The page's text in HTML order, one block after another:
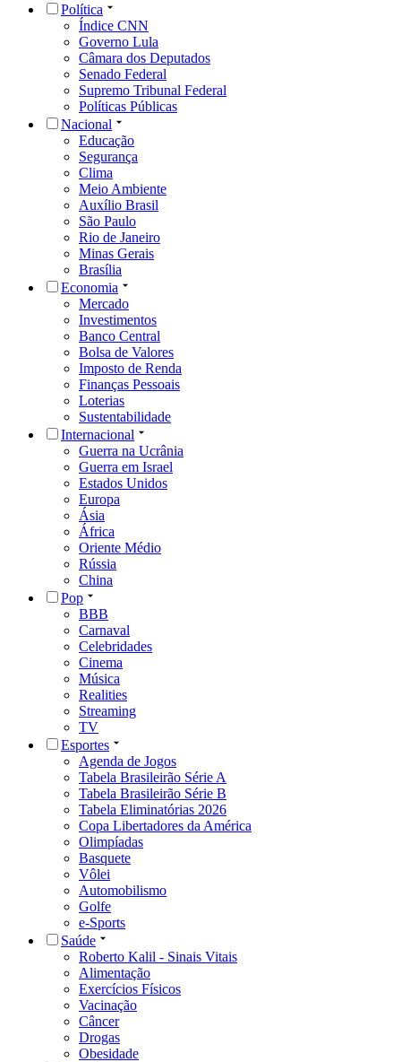
Política
Índice CNN
Governo Lula
Câmara dos Deputados
Senado Federal
Supremo Tribunal Federal
Políticas Públicas
Nacional
Educação
Segurança
Clima
Meio Ambiente
Auxílio Brasil
São Paulo
Rio de Janeiro
Minas Gerais
Brasília
Economia
Mercado
Investimentos
Banco Central
Bolsa de Valores
Imposto de Renda
Finanças Pessoais
Loterias
Sustentabilidade
Internacional
Guerra na Ucrânia
Guerra em Israel
Estados Unidos
Europa
Ásia
África
Oriente Médio
Rússia
China
Pop
BBB
Carnaval
Celebridades
Cinema
Música
Realities
Streaming
TV
Esportes
Agenda de Jogos
Tabela Brasileirão Série A
Tabela Brasileirão Série B
Tabela Eliminatórias 2026
Copa Libertadores da América
Olimpíadas
Basquete
Vôlei
Automobilismo
Golfe
e-Sports
Saúde
Roberto Kalil - Sinais Vitais
Alimentação
Exercícios Físicos
Vacinação
Câncer
Drogas
Obesidade